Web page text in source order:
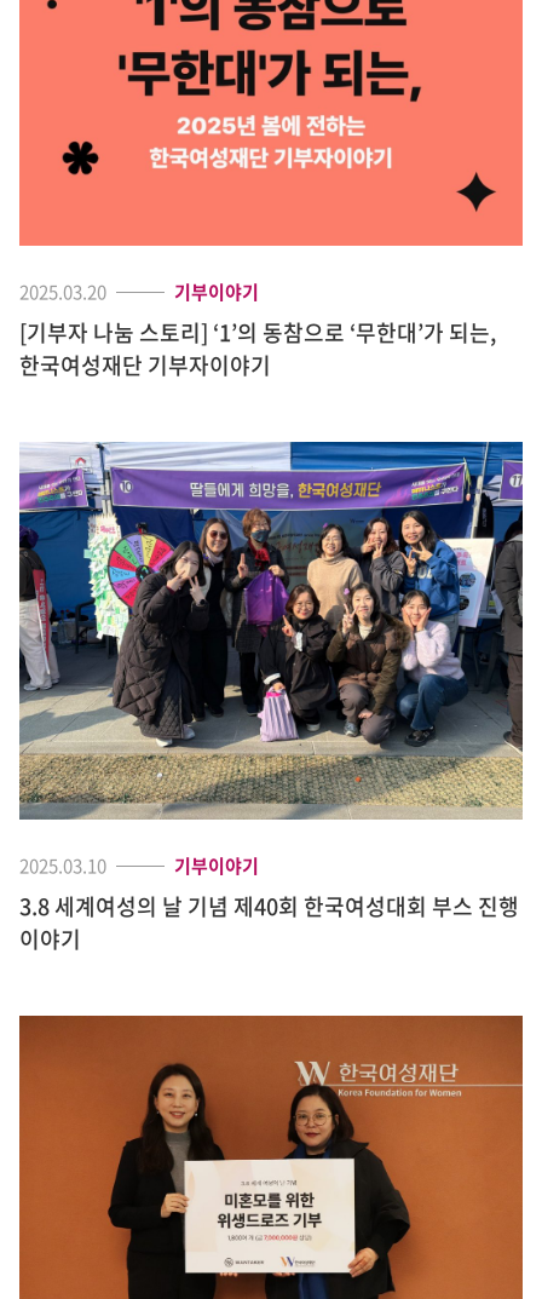
2025.03.20 기부이야기
[기부자 나눔 스토리] ‘1’의 동참으로 ‘무한대’가 되는,
한국여성재단 기부자이야기
2025.03.10 기부이야기
3.8 세계여성의 날 기념 제40회 한국여성대회 부스 진행
이야기